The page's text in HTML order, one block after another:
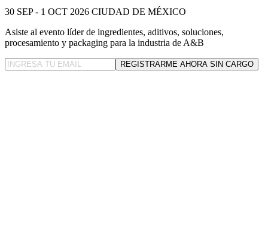
30 SEP - 1 OCT 2026 CIUDAD DE MÉXICO
Asiste al evento líderde ingredientes, aditivos, soluciones,
procesamiento y packaging para la industria de A&B
REGISTRARME AHORA SIN CARGO